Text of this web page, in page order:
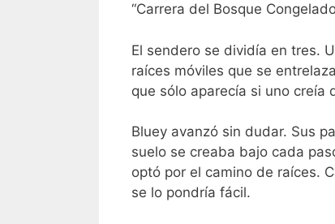
“Carrera del Bosque
El sendero se dividía en tres.
raíces móviles que se
que sólo aparecía si uno creía
Bluey avanzó sin dudar. Sus
suelo se creaba bajo cada
optó por el camino de raíces.
se lo pondría fácil.